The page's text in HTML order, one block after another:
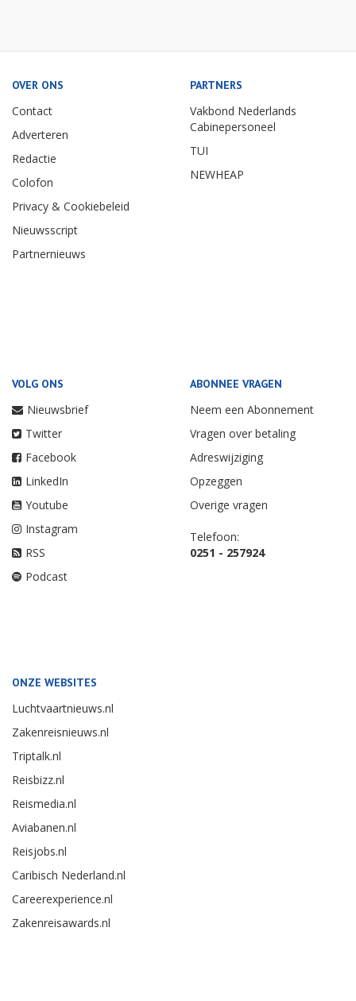
OVER ONS
Contact
Adverteren
Redactie
Colofon
Privacy & Cookiebeleid
Nieuwsscript
Partnernieuws
PARTNERS
Vakbond Nederlands
Cabinepersoneel
TUI
NEWHEAP
VOLG ONS
Nieuwsbrief
Twitter
Facebook
LinkedIn
Youtube
Instagram
RSS
Podcast
ABONNEE VRAGEN
Neem een Abonnement
Vragen over betaling
Adreswijziging
Opzeggen
Overige vragen
Telefoon:
0251 - 257924
ONZE WEBSITES
Luchtvaartnieuws.nl
Zakenreisnieuws.nl
Triptalk.nl
Reisbizz.nl
Reismedia.nl
Aviabanen.nl
Reisjobs.nl
Caribisch Nederland.nl
Careerexperience.nl
Zakenreisawards.nl